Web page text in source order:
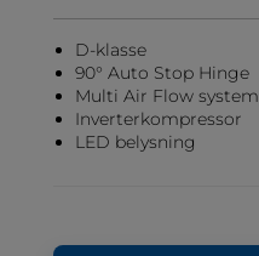
D-klasse
90° Auto Stop Hinge
Multi Air Flow system
Inverterkompressor
LED belysning